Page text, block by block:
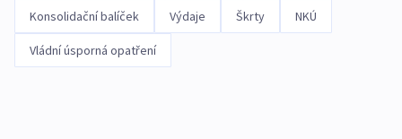
Konsolidační balíček Výdaje Škrty NKÚ
Vládní úsporná opatření